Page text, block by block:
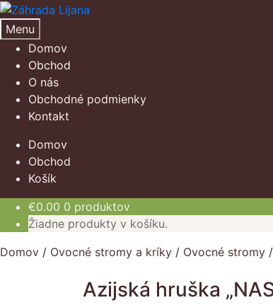
Preskočiť
na
navigáciu
Preskočiť
na
obsah
Menu
Domov
Obchod
O nás
Obchodné podmienky
Kontakt
Domov
Obchod
Košík
€0.00 0 produktov
Žiadne produkty v košíku.
Domov / Ovocné stromy a kríky / Ovocné stromy /
Azijská hruška